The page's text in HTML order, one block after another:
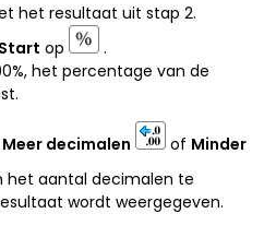
het resultaat uit stap 2.
Start op
.
het percentage van de
Meer decimalen of Minder
het aantal decimalen te
wordt weergegeven.